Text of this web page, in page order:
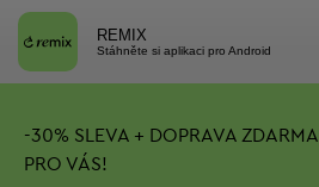
REMIX
Stáhněte si aplikaci pro Android
-30% SLEVA + DOPRAVA ZDARMA
PRO VÁS!